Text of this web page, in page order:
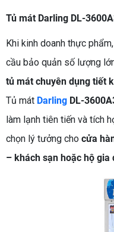
Tủ mát Darling DL-
Khi kinh doanh thực
cầu bảo quản số lượng
tủ mát chuyên dụng tiết
Tủ mát Darling DL-
làm lạnh tiên tiến và tích
chọn lý tưởng cho cửa
– khách sạn hoặc hộ gia